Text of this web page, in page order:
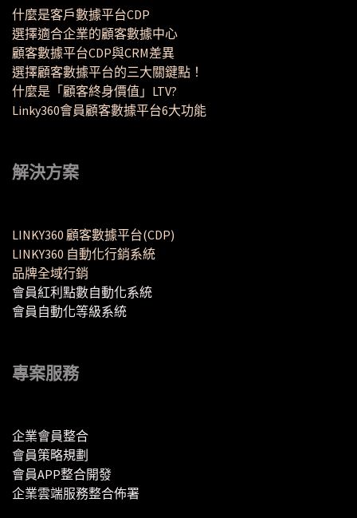
什麼是客戶數據平台CDP
選擇適合企業的顧客數據中心
顧客數據平台CDP與CRM差異
選擇顧客數據平台的三大關鍵點！
什麼是「顧客終身價值」LTV?
Linky360會員顧客數據平台6大功能
解決方案
LINKY360 顧客數據平台(CDP)
LINKY360 自動化行銷系統
品牌全域行銷
會員紅利點數自動化系統
會員自動化等級系統
專案服務
企業會員整合
會員策略規劃
會員APP整合開發
企業雲端服務整合佈署